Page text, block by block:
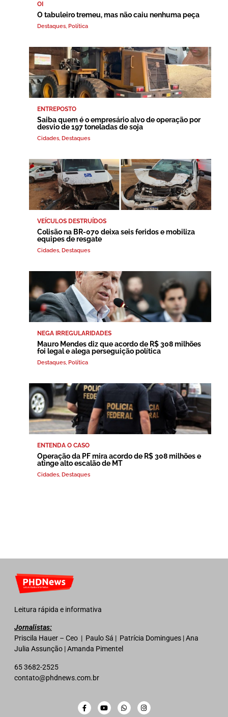
OI
O tabuleiro tremeu, mas não caiu nenhuma peça
Destaques, Política
ENTREPOSTO
Saiba quem é o empresário alvo de operação por
desvio de 197 toneladas de soja
Cidades, Destaques
VEÍCULOS DESTRUÍDOS
Colisão na BR-070 deixa seis feridos e mobiliza
equipes de resgate
Cidades, Destaques
NEGA IRREGULARIDADES
Mauro Mendes diz que acordo de R$ 308 milhões
foi legal e alega perseguição política
Destaques, Política
ENTENDA O CASO
Operação da PF mira acordo de R$ 308 milhões e
atinge alto escalão de MT
Cidades, Destaques
Leitura rápida e informativa
Jornalistas:
Priscila Hauer – Ceo | Paulo Sá | Patrícia Domingues | Ana
Julia Assunção | Amanda Pimentel
65 3682-2525
contato@phdnews.com.br